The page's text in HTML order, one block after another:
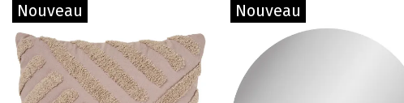
Nouveau Nouveau